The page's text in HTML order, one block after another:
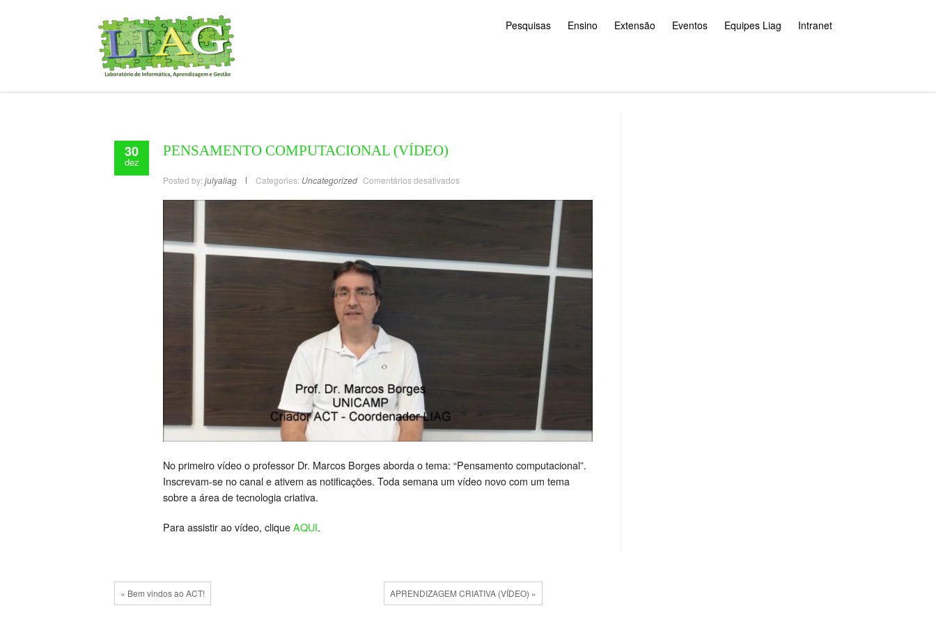
Pesquisas Ensino Extensão Eventos Equipes Liag Intranet
30
dez
PENSAMENTO COMPUTACIONAL (VÍDEO)
Posted by: julyaliag Categories: Uncategorized Comentários desativados
No primeiro vídeo o professor Dr. Marcos Borges aborda o tema: “Pensamento computacional”.
Inscrevam-se no canal e ativem as notificações. Toda semana um vídeo novo com um tema
sobre a área de tecnologia criativa.
Para assistir ao vídeo, cliqueAQUI.
« Bem vindos ao ACT! APRENDIZAGEM CRIATIVA (VÍDEO) »